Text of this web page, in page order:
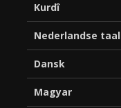
Kurdî
Nederlandse taal
Dansk
Magyar